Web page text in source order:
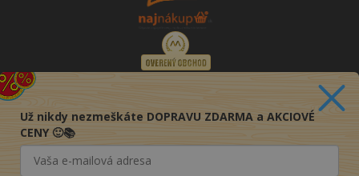
Už nikdy nezmeškáte DOPRAVU ZDARMA a AKCIOVÉ
CENY 🙂📚